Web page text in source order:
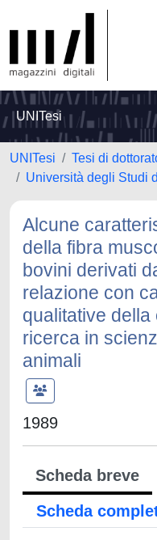
UNITesi
UNITesi
Tesi di
Università degli Studi
Alcune
della fibra
bovini derivati
relazione con
qualitative
ricerca in
animali
1989
Scheda breve
Scheda